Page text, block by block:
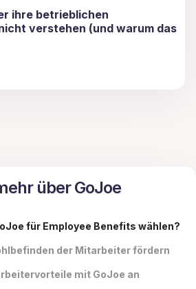
ihre betrieblichen
verstehen (und warum das
über GoJoe
für Employee Benefits wählen?
der Mitarbeiter fördern
mit GoJoe an